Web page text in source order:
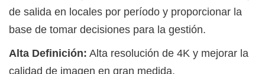
de salida en locales por período y proporcionar la
base de tomar decisiones para la gestión.
Alta Definición: Alta resolución de 4K y mejorar la
calidad de imagen en gran medida.